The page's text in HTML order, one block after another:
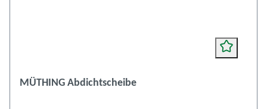
MÜTHING Abdichtscheibe